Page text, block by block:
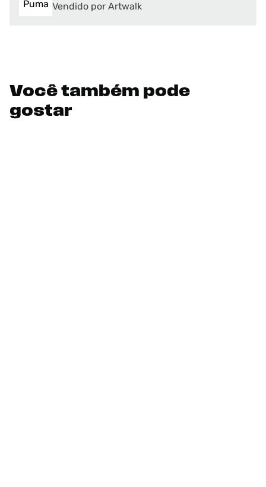
Vendido por Artwalk
Você também pode
gostar